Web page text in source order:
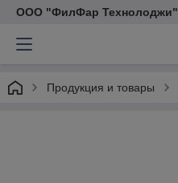
ООО "ФилФар Технолоджи"
Продукция и товары